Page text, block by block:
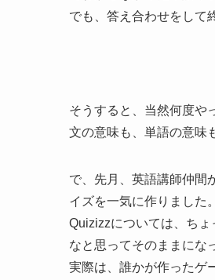
でも、答え合わせをして
そうすると、当然何度や
文の意味も、単語の意味
で、先月、英語講師仲間
イズを一気に作りました。
Quizizzについては、ち
なと思ってそのままにな
実際は、誰かが作ったゲ